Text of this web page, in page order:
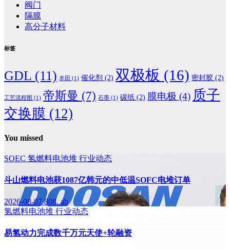
阀门
隔膜
高分子材料
标签
GDL (11) 丰田 (1) 催化剂 (2) 双极板 (16) 密封胶 (2)
工艺流程图 (1) 帝斯曼 (7) 石墨 (1) 碳纸 (2) 膜电极 (4) 质子
交换膜 (12)
You missed
SOEC 氢燃料电池堆 行业动态
斗山燃料电池获1087亿韩元的中低温SOFC电堆订单
2026-08-07808, ab
氢燃料电池堆 行业动态
易氢动力完成数千万元天使+轮融资